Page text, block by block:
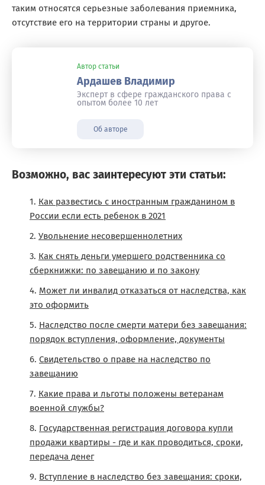
таким относятся серьезные заболевания приемника,
отсутствие его на территории страны и другое.
Автор статьи
Ардашев Владимир
Эксперт в сфере гражданского права с
опытом более 10 лет
Об авторе
Возможно, вас заинтересуют эти статьи:
Как развестись с иностранным гражданином в
России если есть ребенок в 2021
Увольнение несовершеннолетних
Как снять деньги умершего родственника со
сберкнижки: по завещанию и по закону
Может ли инвалид отказаться от наследства, как
это оформить
Наследство после смерти матери без завещания:
порядок вступления, оформление, документы
Свидетельство о праве на наследство по
завещанию
Какие права и льготы положены ветеранам
военной службы?
Государственная регистрация договора купли
продажи квартиры - где и как проводиться, сроки,
передача денег
Вступление в наследство без завещания: сроки,